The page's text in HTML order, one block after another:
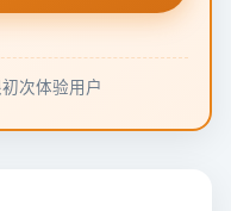
次体验用户